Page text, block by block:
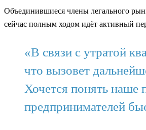
Объединившиеся члены легального
сейчас полным ходом идёт активный
«В связи с утратой
что вызовет
Хочется понять наше
предпринимателей